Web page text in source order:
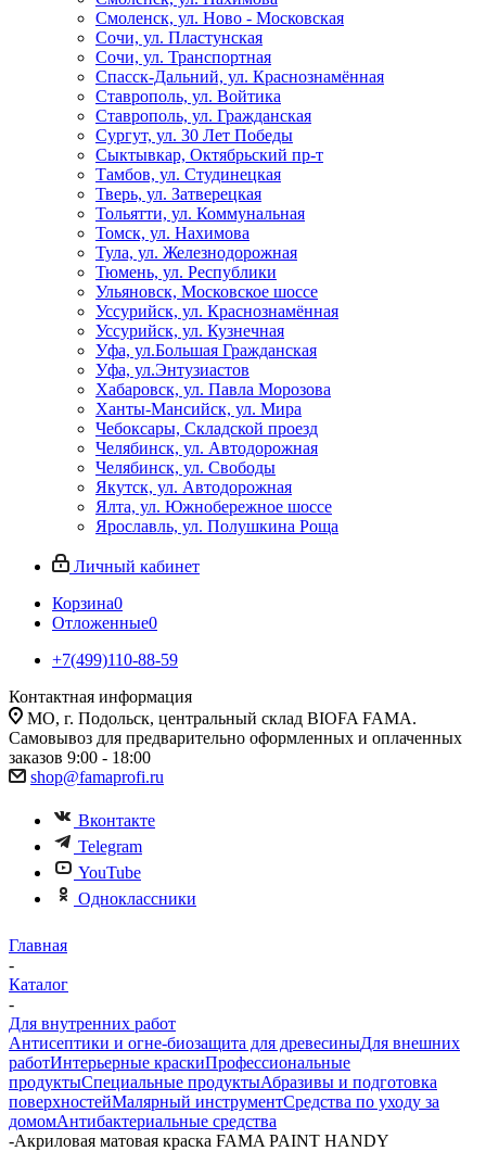
Смоленск, ул. Ново - Московская
Сочи, ул. Пластунская
Сочи, ул. Транспортная
Спасск-Дальний, ул. Краснознамённая
Ставрополь, ул. Войтика
Ставрополь, ул. Гражданская
Сургут, ул. 30 Лет Победы
Сыктывкар, Октябрьский пр-т
Тамбов, ул. Студинецкая
Тверь, ул. Затверецкая
Тольятти, ул. Коммунальная
Томск, ул. Нахимова
Тула, ул. Железнодорожная
Тюмень, ул. Республики
Ульяновск, Московское шоссе
Уссурийск, ул. Краснознамённая
Уссурийск, ул. Кузнечная
Уфа, ул.Большая Гражданская
Уфа, ул.Энтузиастов
Хабаровск, ул. Павла Морозова
Ханты-Мансийск, ул. Мира
Чебоксары, Складской проезд
Челябинск, ул. Автодорожная
Челябинск, ул. Свободы
Якутск, ул. Автодорожная
Ялта, ул. Южнобережное шоссе
Ярославль, ул. Полушкина Роща
Личный кабинет
Корзина0
Отложенные0
+7(499)110-88-59
Контактная информация
МО, г. Подольск, центральный склад BIOFA FAMA.
Самовывоз для предварительно оформленных и оплаченных
заказов 9:00 - 18:00
shop@famaprofi.ru
Вконтакте
Telegram
YouTube
Одноклассники
Главная
-
Каталог
-
Для внутренних работ
Антисептики и огне-биозащита для древесиныДля внешних
работИнтерьерные краскиПрофессиональные
продуктыСпециальные продуктыАбразивы и подготовка
поверхностейМалярный инструментСредства по уходу за
домомАнтибактериальные средства
-Акриловая матовая краска FAMA PAINT HANDY